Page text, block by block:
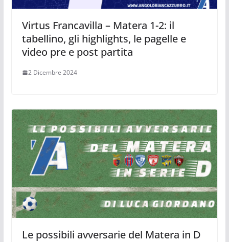
Virtus Francavilla – Matera 1-2: il
tabellino, gli highlights, le pagelle e
video pre e post partita
2 Dicembre 2024
Le possibili avversarie del Matera in D